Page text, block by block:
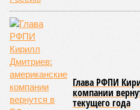
Глава РФПИ
компании
текущего года